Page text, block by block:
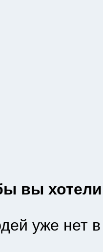
вы
уже нет в